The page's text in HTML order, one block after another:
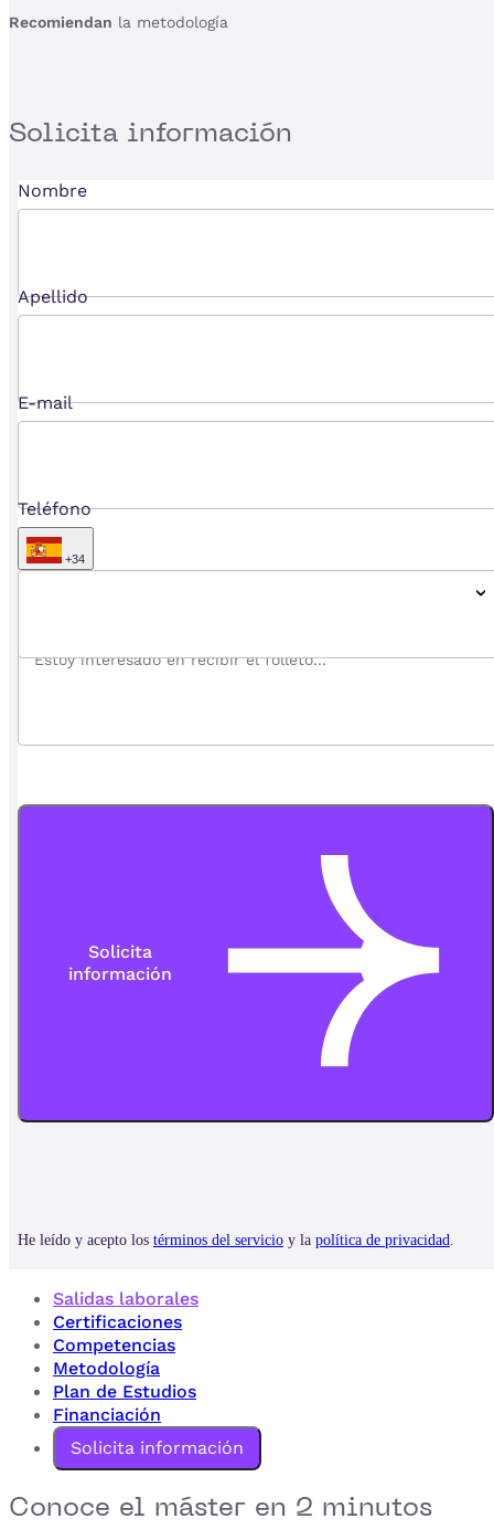
Recomiendan la metodología
Solicita información
Salidas laborales
Certificaciones
Competencias
Metodología
Plan de Estudios
Financiación
Solicita información
Conoce el máster en 2 minutos